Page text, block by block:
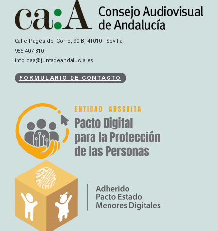
Calle Pagés del Corro, 90 B, 41010 - Sevilla
955 407 310
info.caa@juntadeandalucia.es
FORMULARIO DE CONTACTO